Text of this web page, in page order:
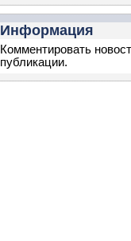
Информация
Комментировать
публикации.